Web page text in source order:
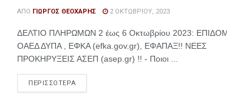
ΑΠΌ ΓΙΏΡΓΟΣ ΘΕΟΧΆΡΗΣ 2 ΟΚΤΩΒΡΊΟΥ, 2023
ΔΕΛΤΙΟ ΠΛΗΡΩΜΩΝ 2 έως 6 Οκτωβρίου 2023:
ΟΑΕΔ ΔΥΠΑ , ΕΦΚΑ (efka.gov.gr), ΕΦΑΠΑΞ!! ΝΕΕΣ
ΠΡΟΚΗΡΥΞΕΙΣ ΑΣΕΠ (asep.gr) !! - Ποιοι ...
ΠΕΡΙΣΣΟΤΕΡΑ